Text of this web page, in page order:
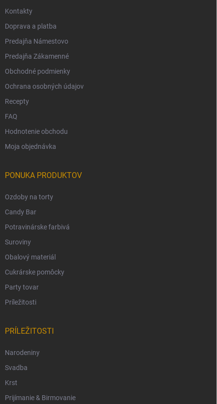
Kontakty
Doprava a platba
Predajňa Námestovo
Predajňa Zákamenné
Obchodné podmienky
Ochrana osobných údajov
Recepty
FAQ
Hodnotenie obchodu
Moja objednávka
PONUKA PRODUKTOV
Ozdoby na torty
Candy Bar
Potravinárske farbivá
Suroviny
Obalový materiál
Cukrárske pomôcky
Party tovar
Príležitosti
PRÍLEŽITOSTI
Narodeniny
Svadba
Krst
Prijímanie & Birmovanie